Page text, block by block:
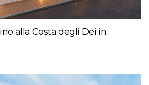
alla Costa degli Dei in